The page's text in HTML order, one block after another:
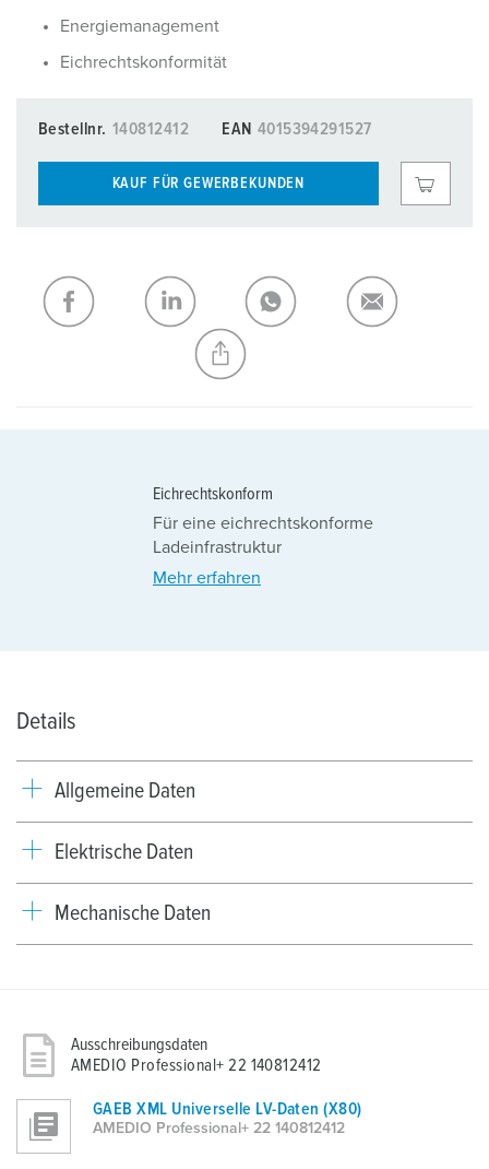
Energiemanagement
Eichrechtskonformität
Bestellnr. 140812412 EAN 4015394291527
KAUF FÜR GEWERBEKUNDEN
Eichrechtskonform
Für eine eichrechtskonforme
Ladeinfrastruktur
Mehr erfahren
Details
Allgemeine Daten
Elektrische Daten
Mechanische Daten
Ausschreibungsdaten
AMEDIO Professional+ 22 140812412
GAEB XML Universelle LV-Daten (X80)
AMEDIO Professional+ 22 140812412